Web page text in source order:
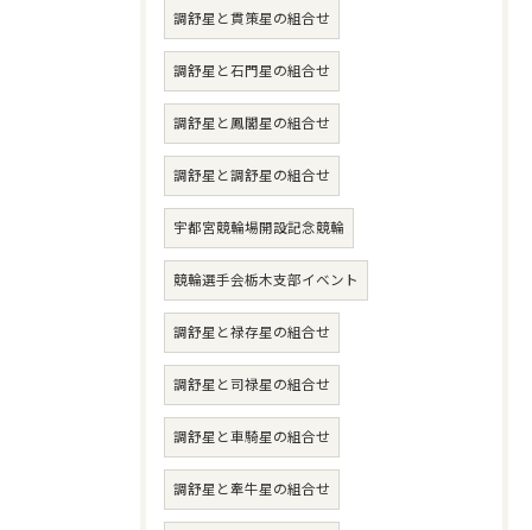
調舒星と貫策星の組合せ
調舒星と石門星の組合せ
調舒星と鳳閣星の組合せ
調舒星と調舒星の組合せ
宇都宮競輪場開設記念競輪
競輪選手会栃木支部イベント
調舒星と禄存星の組合せ
調舒星と司禄星の組合せ
調舒星と車騎星の組合せ
調舒星と牽牛星の組合せ